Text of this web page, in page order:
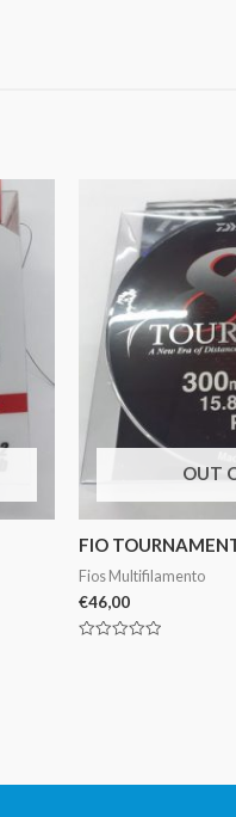
OUT
FIO
Fios Multifilamento
€46,00